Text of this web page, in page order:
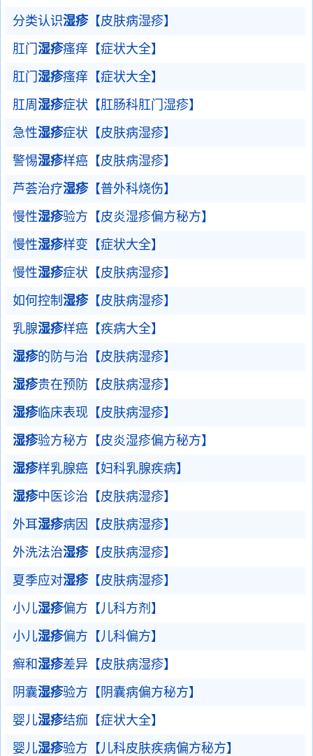
分类认识湿疹【皮肤病湿疹】
肛门 湿疹瘙痒【症状大全】
肛门 湿疹瘙痒【症状大全】
肛周 湿疹症状【肛肠科肛门湿疹】
急性湿疹症状【皮肤病湿疹】
警惕湿疹样癌【皮肤病湿疹】
芦荟治疗湿疹【普外科烧伤】
慢性湿疹验方【皮炎湿疹偏方秘方】
慢性湿疹样变【症状大全】
慢性湿疹症状【皮肤病湿疹】
如何控制 湿疹【皮肤病湿疹】
乳腺湿疹样癌【疾病大全】
湿疹的防与治【皮肤病湿疹】
湿疹贵在预防【皮肤病湿疹】
湿疹临床表现【皮肤病湿疹】
湿疹验方秘方【皮炎湿疹偏方秘方】
湿疹样乳腺癌【妇科乳腺疾病】
湿疹中医诊治【皮肤病湿疹】
外耳湿疹病因【皮肤病湿疹】
外洗法治湿疹【皮肤病湿疹】
夏季应对湿疹【皮肤病湿疹】
小儿湿疹偏方【儿科方剂】
小儿湿疹偏方【儿科偏方】
癣和湿疹差异【皮肤病湿疹】
阴囊湿疹验方【阴囊病偏方秘方】
婴儿湿疹结痂【症状大全】
婴儿湿疹验方【儿科皮肤疾病偏方秘方】